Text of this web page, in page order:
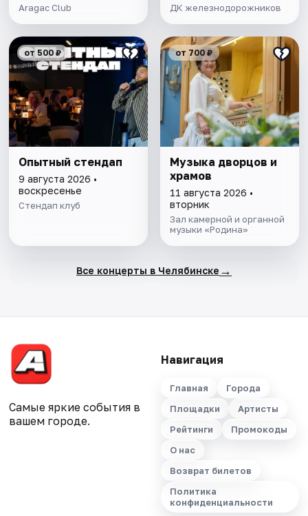
Aragac Club ДК железнодорожников
от 500 ₽
Опытный стендап
9 августа 2026 •
воскресенье
Стендап клуб
от 700 ₽
Музыка дворцов и
храмов
11 августа 2026 •
вторник
Зал камерной и органной
музыки «Родина»
Все концерты в Челябинске →
Самые яркие события в
вашем городе.
Навигация
Главная
Города
Площадки
Артисты
Рейтинги
Промокоды
О нас
Возврат билетов
Политика
конфиденциальности